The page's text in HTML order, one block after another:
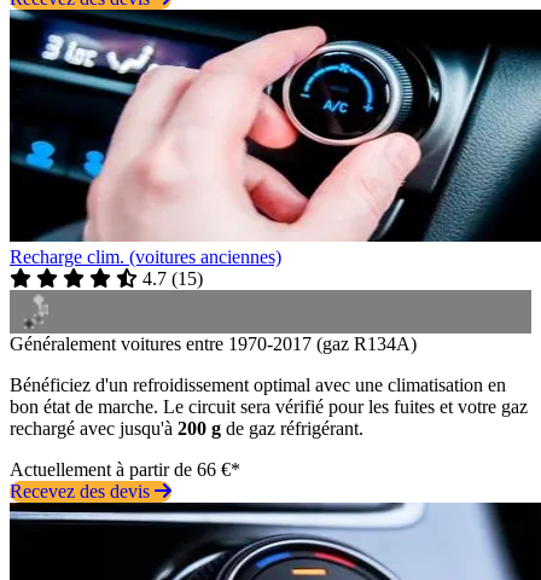
Recharge clim. (voitures anciennes)
4.7 (15)
Généralement voitures entre 1970-2017 (gaz R134A)
Bénéficiez d'un refroidissement optimal avec une climatisation en
bon état de marche. Le circuit sera vérifié pour les fuites et votre gaz
rechargé avec jusqu'à 200 g de gaz réfrigérant.
Actuellement à partir de 66 €*
Recevez des devis